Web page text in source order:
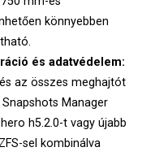
könnyebben
és adatvédelem:
az összes meghajtót
Manager
h5.2.0-t vagy újabb
sel kombinálva